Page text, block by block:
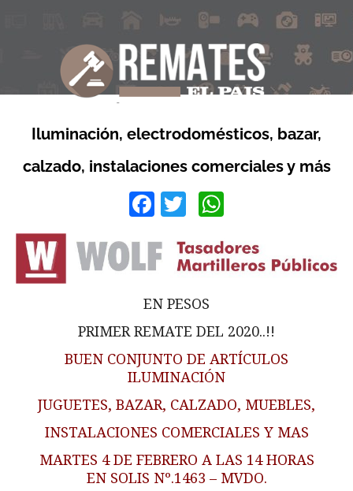
Iluminación, electrodomésticos, bazar,
calzado, instalaciones comerciales y más
Facebook
Twitter
EN PESOS
PRIMER REMATE DEL 2020..!!
BUEN CONJUNTO DE ARTÍCULOS
ILUMINACIÓN
JUGUETES, BAZAR, CALZADO, MUEBLES,
INSTALACIONES COMERCIALES Y MAS
MARTES 4 DE FEBRERO A LAS 14 HORAS
EN SOLIS Nº.1463 – MVDO.